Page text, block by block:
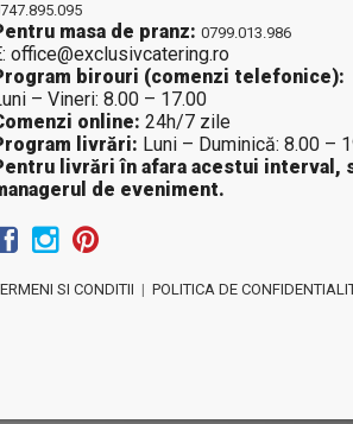
masa de pranz: 0799.013.986
office@exclusivcatering.ro
birouri (comenzi telefonice):
– Vineri: 8.00 – 17.00
online: 24h/7 zile
livrări: Luni – Duminică: 8.00 –
livrări în afara acestui interval,
de eveniment.
SI CONDITII | POLITICA DE